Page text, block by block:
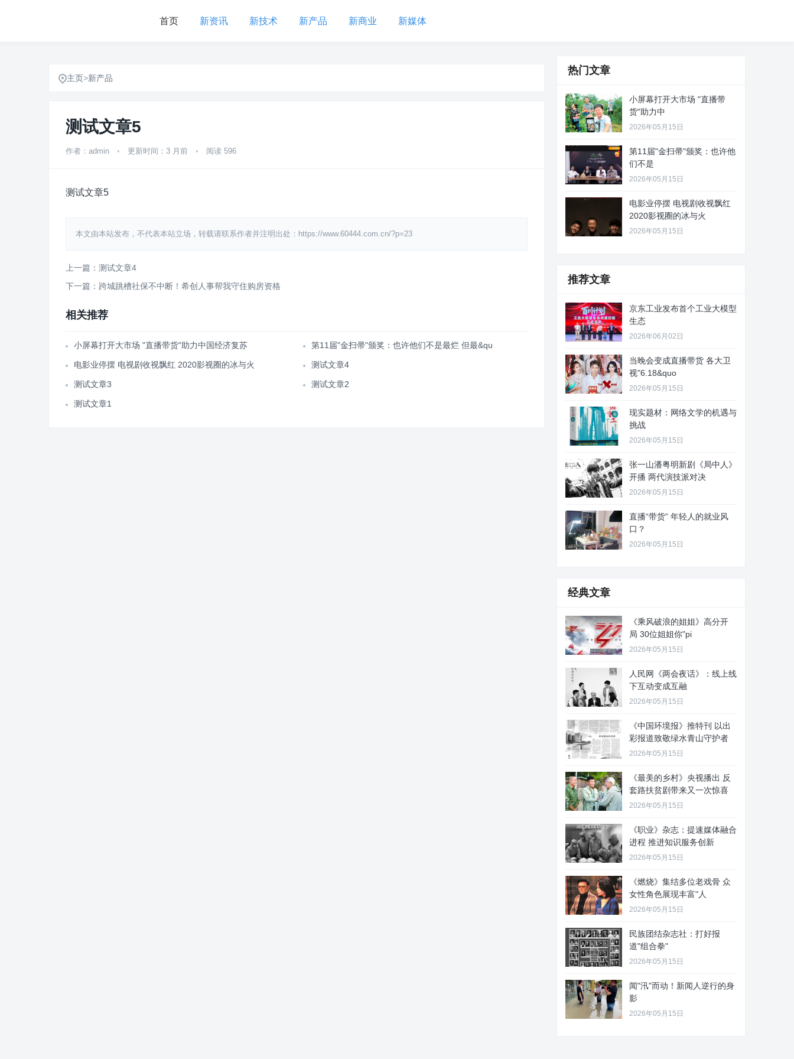
首页 新资讯 新技术 新产品 新商业 新媒体
主页>新产品
测试文章5
作者：admin • 更新时间：3 月前 • 阅读 596
测试文章5
本文由本站发布，不代表本站立场，转载请联系作者并注明出处：https://www.60444.com.cn/?p=23
上一篇：测试文章4
下一篇：跨城跳槽社保不中断！希创人事帮我守住购房资格
相关推荐
小屏幕打开大市场 "直播带货"助力中国经济复苏 第11届"金扫帚"颁奖：也许他们不是最烂 但最&qu
电影业停摆 电视剧收视飘红 2020影视圈的冰与火 测试文章4
测试文章3 测试文章2
测试文章1
热门文章
小屏幕打开大市场 "直播带
货"助力中
2026年05月15日
第11届"金扫帚"颁奖：也许他
们不是
2026年05月15日
电影业停摆 电视剧收视飘红
2020影视圈的冰与火
2026年05月15日
推荐文章
京东工业发布首个工业大模型
生态
2026年06月02日
当晚会变成直播带货 各大卫
视"6.18&quo
2026年05月15日
现实题材：网络文学的机遇与
挑战
2026年05月15日
张一山潘粤明新剧《局中人》
开播 两代演技派对决
2026年05月15日
直播“带货” 年轻人的就业风
口？
2026年05月15日
经典文章
《乘风破浪的姐姐》高分开
局 30位姐姐你"pi
2026年05月15日
人民网《两会夜话》：线上线
下互动变成互融
2026年05月15日
《中国环境报》推特刊 以出
彩报道致敬绿水青山守护者
2026年05月15日
《最美的乡村》央视播出 反
套路扶贫剧带来又一次惊喜
2026年05月15日
《职业》杂志：提速媒体融合
进程 推进知识服务创新
2026年05月15日
《燃烧》集结多位老戏骨 众
女性角色展现丰富"人
2026年05月15日
民族团结杂志社：打好报
道"组合拳"
2026年05月15日
闻"汛"而动！新闻人逆行的身
影
2026年05月15日